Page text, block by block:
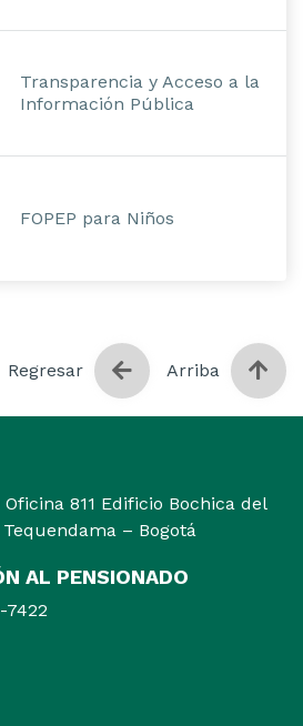
Transparencia y Acceso a la
Información Pública
FOPEP para Niños
Regresar Arriba
811 Edificio Bochica del
– Bogotá
AL PENSIONADO
7422